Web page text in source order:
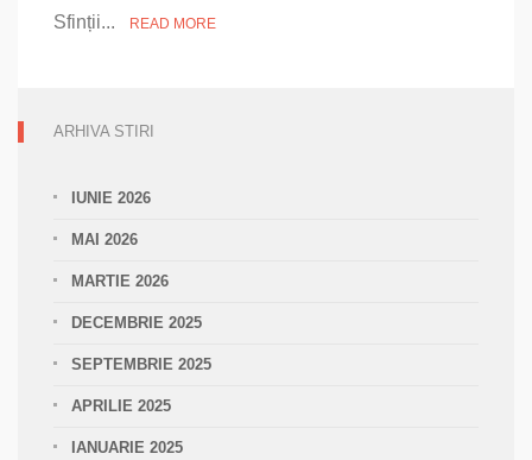
românească
CĂRȚILE
Sfinții...
READ MORE
ARHIVA STIRI
IUNIE 2026
MAI 2026
MARTIE 2026
DECEMBRIE 2025
SEPTEMBRIE 2025
APRILIE 2025
IANUARIE 2025